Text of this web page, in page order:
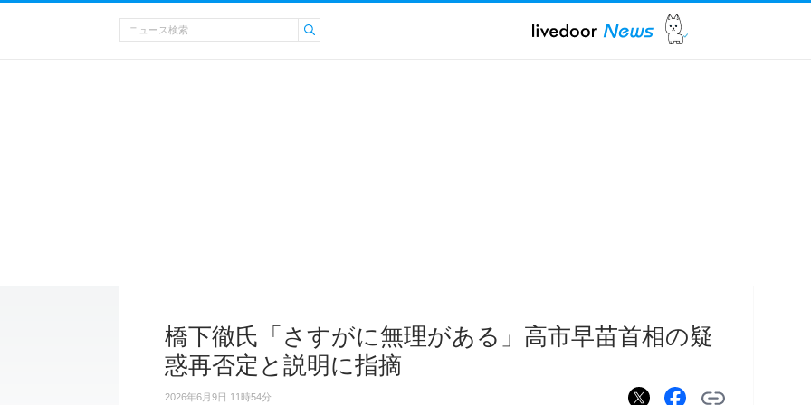
橋下徹氏「さすがに無理がある」高市早苗首相の疑
惑再否定と説明に指摘
2026年6月9日 11時54分